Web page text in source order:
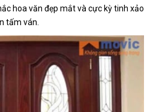
hoa văn đẹp mắt và cực kỳ tinh xảo
tấm ván.